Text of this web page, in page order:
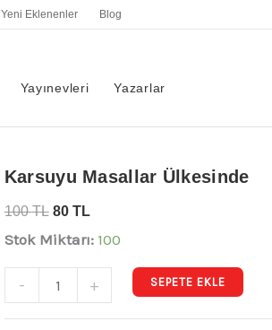
Yeni Eklenenler Blog
Yayınevleri Yazarlar
Karsuyu Masallar Ülkesinde
100TL 80 TL
Stok Miktarı: 100
-
Karsuyu
adet
+ SEPETE EKLE